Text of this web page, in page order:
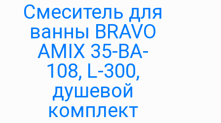
Cмеситель для
ванны BRAVO
AMIX 35-BA-
108, L-300,
душевой
комплект